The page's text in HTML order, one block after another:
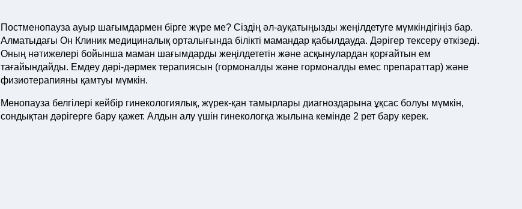
Постменопауза ауыр шағымдармен бірге жүре ме? Сіздің әл-ауқатыңызды жеңілдетуге мүмкіндігіңіз бар.
Алматыдағы Он Клиник медициналық орталығында білікті мамандар қабылдауда. Дәрігер тексеру өткізеді.
Оның нәтижелері бойынша маман шағымдарды жеңілдететін және асқынулардан қорғайтын ем
тағайындайды. Емдеу дәрі-дәрмек терапиясын (гормоналды және гормоналды емес препараттар) және
физиотерапияны қамтуы мүмкін.
Менопауза белгілері кейбір гинекологиялық, жүрек-қан тамырлары диагноздарына ұқсас болуы мүмкін,
сондықтан дәрігерге бару қажет. Алдын алу үшін гинекологқа жылына кемінде 2 рет бару керек.